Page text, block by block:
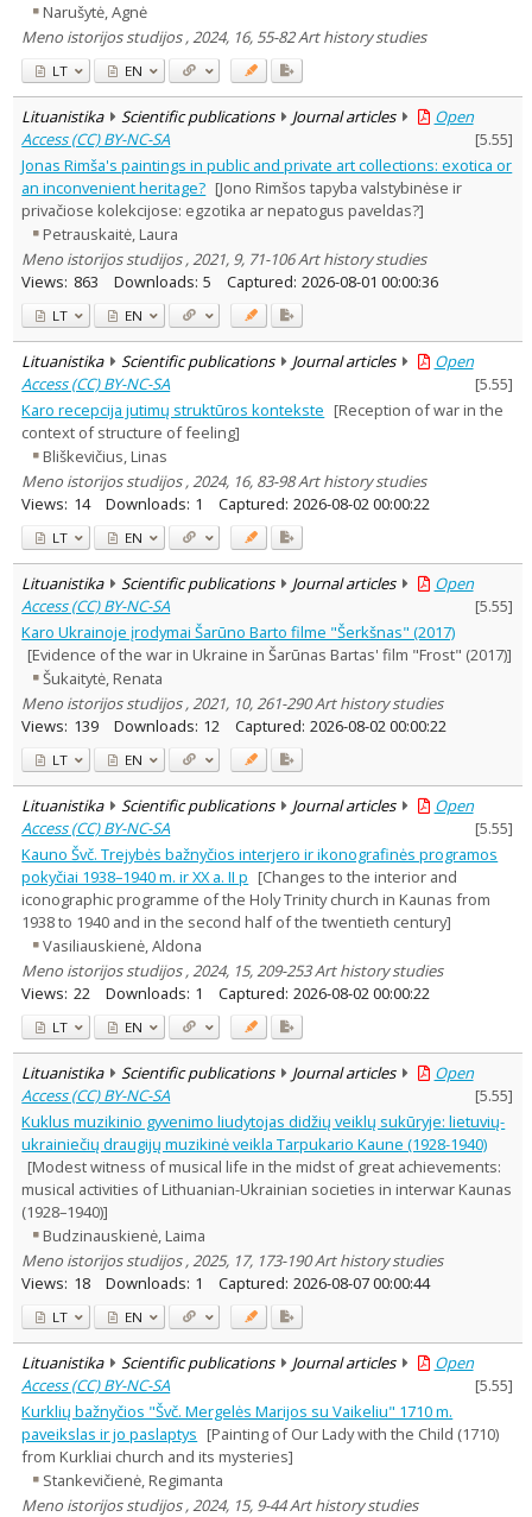
Narušytė, Agnė
Meno istorijos studijos , 2024, 16, 55-82 Art history studies
LT EN
Lituanistika Scientific publications Journal articles
Open
Access (CC) BY-NC-SA
[5.55]
Jonas Rimša's paintings in public and private art collections: exotica or
an inconvenient heritage? [Jono Rimšos tapyba valstybinėse ir
privačiose kolekcijose: egzotika ar nepatogus paveldas?]
Petrauskaitė, Laura
Meno istorijos studijos , 2021, 9, 71-106 Art history studies
Views: 863 Downloads: 5 Captured: 2026-08-01 00:00:36
LT EN
Lituanistika Scientific publications Journal articles
Open
Access (CC) BY-NC-SA
[5.55]
Karo recepcija jutimų struktūros kontekste [Reception of war in the
context of structure of feeling]
Bliškevičius, Linas
Meno istorijos studijos , 2024, 16, 83-98 Art history studies
Views: 14 Downloads: 1 Captured: 2026-08-02 00:00:22
LT EN
Lituanistika Scientific publications Journal articles
Open
Access (CC) BY-NC-SA
[5.55]
Karo Ukrainoje įrodymai Šarūno Barto filme "Šerkšnas" (2017)
[Evidence of the war in Ukraine in Šarūnas Bartas' film "Frost" (2017)]
Šukaitytė, Renata
Meno istorijos studijos , 2021, 10, 261-290 Art history studies
Views: 139 Downloads: 12 Captured: 2026-08-02 00:00:22
LT EN
Lituanistika Scientific publications Journal articles
Open
Access (CC) BY-NC-SA
[5.55]
Kauno Švč. Trejybės bažnyčios interjero ir ikonografinės programos
pokyčiai 1938–1940 m. ir XX a. II p [Changes to the interior and
iconographic programme of the Holy Trinity church in Kaunas from
1938 to 1940 and in the second half of the twentieth century]
Vasiliauskienė, Aldona
Meno istorijos studijos , 2024, 15, 209-253 Art history studies
Views: 22 Downloads: 1 Captured: 2026-08-02 00:00:22
LT EN
Lituanistika Scientific publications Journal articles
Open
Access (CC) BY-NC-SA
[5.55]
Kuklus muzikinio gyvenimo liudytojas didžių veiklų sukūryje: lietuvių-
ukrainiečių draugijų muzikinė veikla Tarpukario Kaune (1928-1940)
[Modest witness of musical life in the midst of great achievements:
musical activities of Lithuanian-Ukrainian societies in interwar Kaunas
(1928–1940)]
Budzinauskienė, Laima
Meno istorijos studijos , 2025, 17, 173-190 Art history studies
Views: 18 Downloads: 1 Captured: 2026-08-07 00:00:44
LT EN
Lituanistika Scientific publications Journal articles
Open
Access (CC) BY-NC-SA
[5.55]
Kurklių bažnyčios "Švč. Mergelės Marijos su Vaikeliu" 1710 m.
paveikslas ir jo paslaptys [Painting of Our Lady with the Child (1710)
from Kurkliai church and its mysteries]
Stankevičienė, Regimanta
Meno istorijos studijos , 2024, 15, 9-44 Art history studies